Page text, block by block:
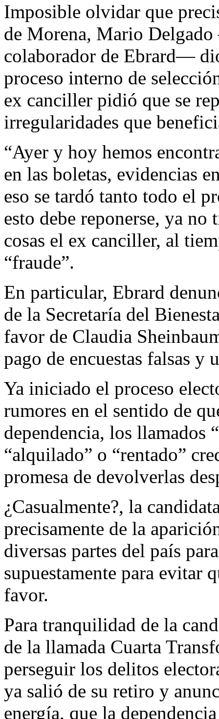
Imposible olvidar que
de Morena, Mario
colaborador de Ebrard—
proceso interno de
ex canciller pidió que se
irregularidades que
“Ayer y hoy hemos
en las boletas, evidencias
eso se tardó tanto todo el
esto debe reponerse, ya
cosas el ex canciller, al
“fraude”.
En particular, Ebrard
de la Secretaría del
favor de Claudia
pago de encuestas falsas y
Ya iniciado el proceso
rumores en el sentido de
dependencia, los llamados
“alquilado” o “rentado”
promesa de devolverlas
¿Casualmente?, la
precisamente de la
diversas partes del país
supuestamente para evitar
favor.
Para tranquilidad de la
de la llamada Cuarta
perseguir los delitos
ya salió de su retiro y
energía, que la